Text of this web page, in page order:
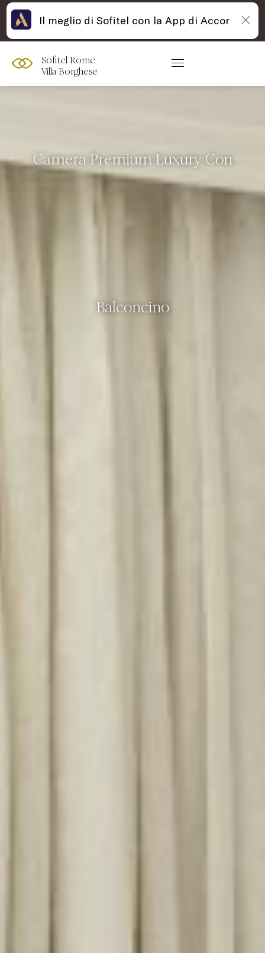
Sofitel Rome
Villa Borghese
Camera Premium Luxury Con
Balconcino
Il meglio di Sofitel con la App di Accor